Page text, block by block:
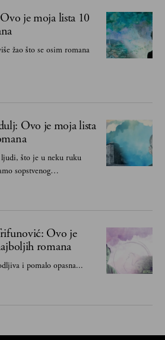
je moja lista 10
žao što se osim romana
Ovo je moja lista
što je u neku ruku
sopstvenog
sam (biće, samo
Ovo je
romana
i pomalo opasna...